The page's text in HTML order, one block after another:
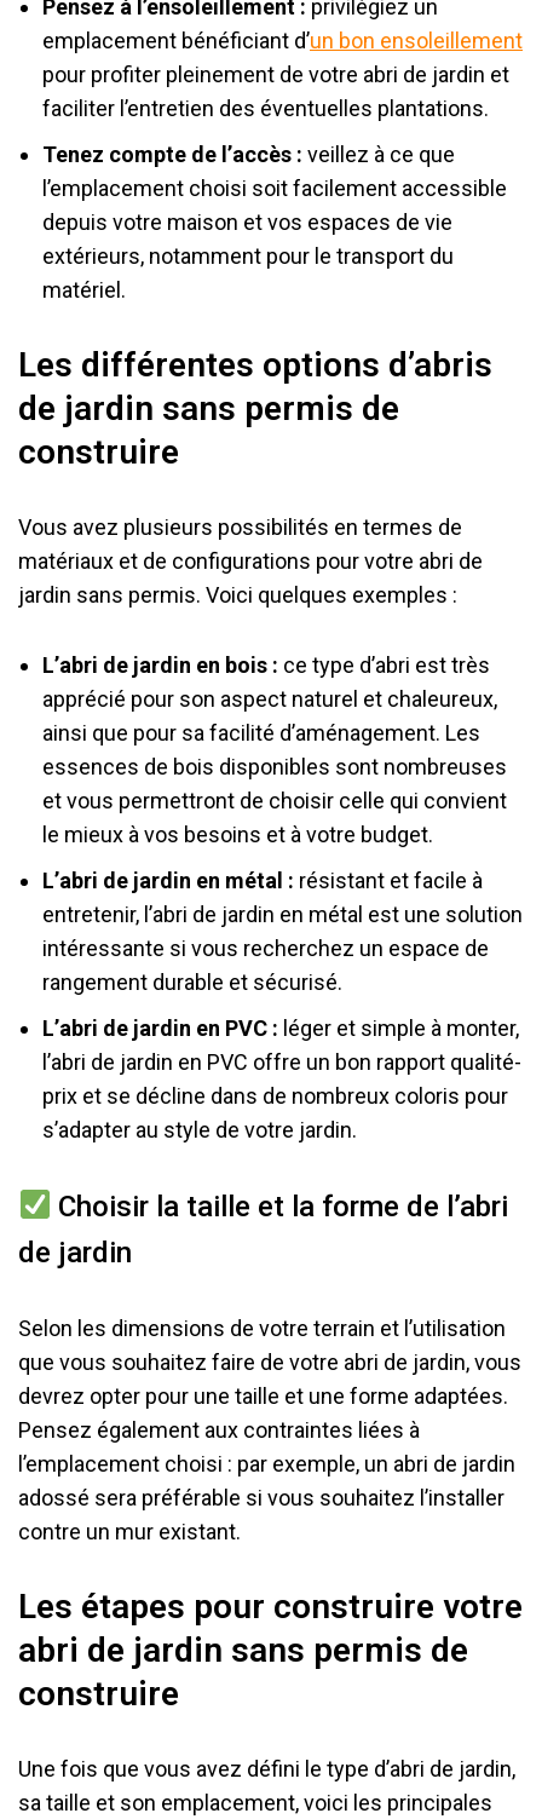
Pensez à l’ensoleillement : privilégiez un
emplacement bénéficiant d’un bon ensoleillement
pour profiter pleinement de votre abri de jardin et
faciliter l’entretien des éventuelles plantations.
Tenez compte de l’accès : veillez à ce que
l’emplacement choisi soit facilement accessible
depuis votre maison et vos espaces de vie
extérieurs, notamment pour le transport du
matériel.
Les différentes options d’abris
de jardin sans permis de
construire
Vous avez plusieurs possibilités en termes de
matériaux et de configurations pour votre abri de
jardin sans permis. Voici quelques exemples :
L’abri de jardin en bois : ce type d’abri est très
apprécié pour son aspect naturel et chaleureux,
ainsi que pour sa facilité d’aménagement. Les
essences de bois disponibles sont nombreuses
et vous permettront de choisir celle qui convient
le mieux à vos besoins et à votre budget.
L’abri de jardin en métal : résistant et facile à
entretenir, l’abri de jardin en métal est une solution
intéressante si vous recherchez un espace de
rangement durable et sécurisé.
L’abri de jardin en PVC : léger et simple à monter,
l’abri de jardin en PVC offre un bon rapport qualité-
prix et se décline dans de nombreux coloris pour
s’adapter au style de votre jardin.
Choisir la taille et la forme de l’abri
de jardin
Selon les dimensions de votre terrain et l’utilisation
que vous souhaitez faire de votre abri de jardin, vous
devrez opter pour une taille et une forme adaptées.
Pensez également aux contraintes liées à
l’emplacement choisi : par exemple, un abri de jardin
adossé sera préférable si vous souhaitez l’installer
contre un mur existant.
Les étapes pour construire votre
abri de jardin sans permis de
construire
Une fois que vous avez défini le type d’abri de jardin,
sa taille et son emplacement, voici les principales